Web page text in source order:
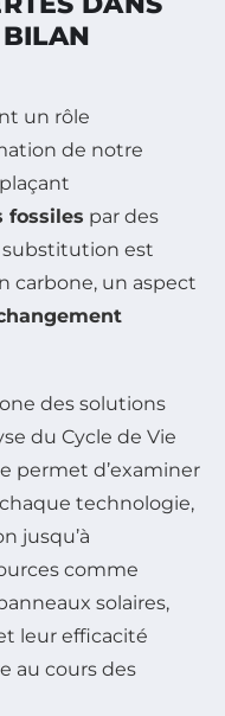
un rôle
de notre
fossiles par des
substitution est
carbone, un aspect
des solutions
du Cycle de Vie
permet d’examiner
technologie,
jusqu’à
comme
solaires,
leur efficacité
au cours des